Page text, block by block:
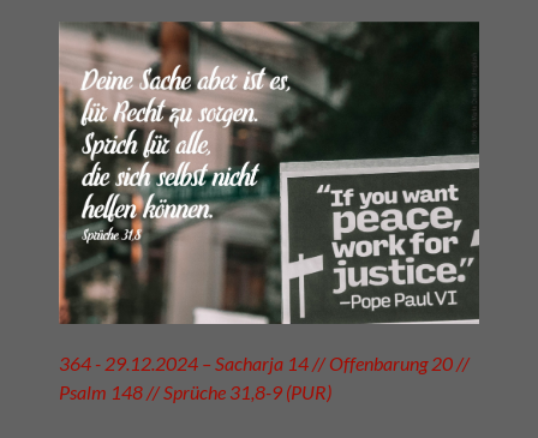
364 - 29.12.2024 – Sacharja 14 // Offenbarung 20 //
Psalm 148 // Sprüche 31,8-9 (PUR)